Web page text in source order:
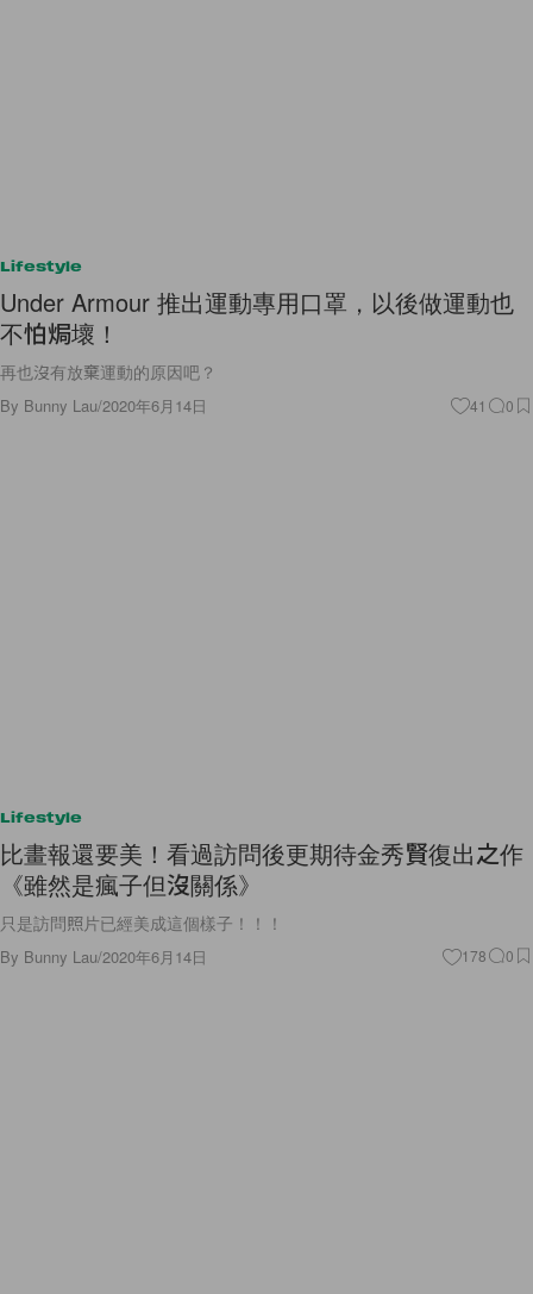
Lifestyle
Under Armour 推出運動專用口罩，以後做運動也
不怕焗壞！
再也沒有放棄運動的原因吧？
By Bunny Lau/2020年6月14日 41 0
Lifestyle
比畫報還要美！看過訪問後更期待金秀賢復出之作
《雖然是瘋子但沒關係》
只是訪問照片已經美成這個樣子！！！
By Bunny Lau/2020年6月14日 178 0